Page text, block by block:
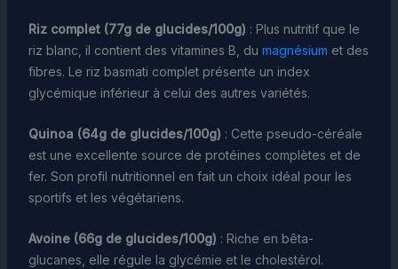
Riz complet (77g de glucides/100g) : Plus nutritif que le
riz blanc, il contient des vitamines B, du magnésium et des
fibres. Le riz basmati complet présente un index
glycémique inférieur à celui des autres variétés.
Quinoa (64g de glucides/100g) : Cette pseudo-céréale
est une excellente source de protéines complètes et de
fer. Son profil nutritionnel en fait un choix idéal pour les
sportifs et les végétariens.
Avoine (66g de glucides/100g) : Riche en bêta-
glucanes, elle régule la glycémie et le cholestérol.